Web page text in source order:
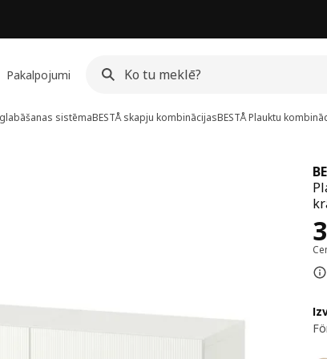
Pakalpojumi
sistēmaBESTÅ skapju kombinācijasBESTÅPlauktu